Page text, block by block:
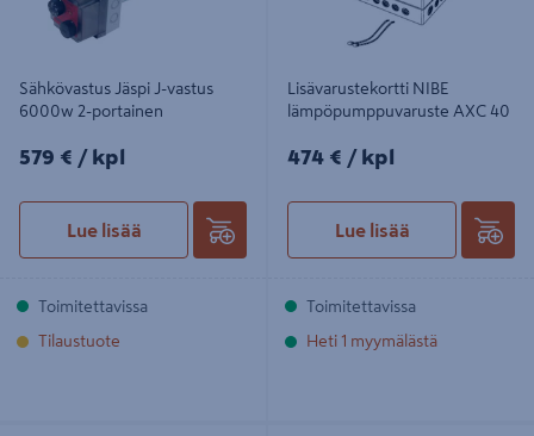
Sähkövastus Jäspi J-vastus
6000w 2-portainen
579€/kpl
579 € / kpl
Lue lisää
Toimitettavissa
Tilaustuote
Lisävarustekortti NIBE
lämpöpumppuvaruste AXC 40
474€/kpl
474 € / kpl
Lue lisää
Toimitettavissa
Heti 1 myymälästä